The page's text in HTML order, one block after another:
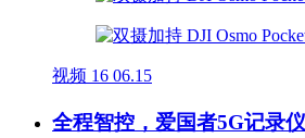
视频 16 06.15
全程智控，爱国者5G记录